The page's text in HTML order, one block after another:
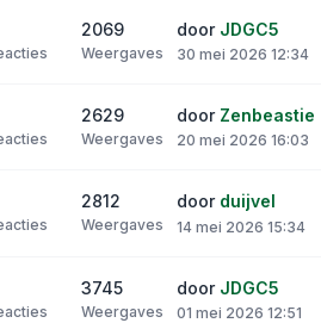
2069
Weergaves
door JDGC5
30 mei 2026 12:34
2629
Weergaves
door Zenbeastie
20 mei 2026 16:03
2812
Weergaves
door duijvel
14 mei 2026 15:34
3745
Weergaves
door JDGC5
01 mei 2026 12:51